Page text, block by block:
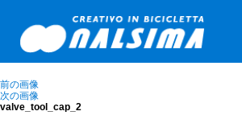
前の画像
次の画像
valve_tool_cap_2